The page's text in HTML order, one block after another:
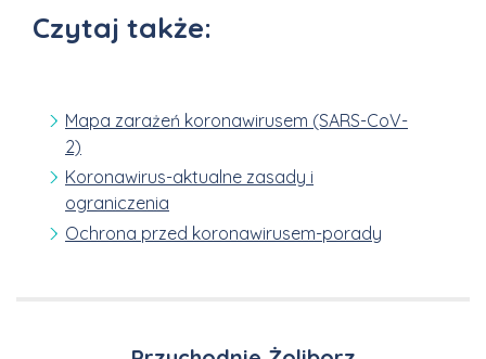
Czytaj także:
Mapa zarażeń koronawirusem (SARS-CoV-
2)
Koronawirus-aktualne zasady i
ograniczenia
Ochrona przed koronawirusem-porady